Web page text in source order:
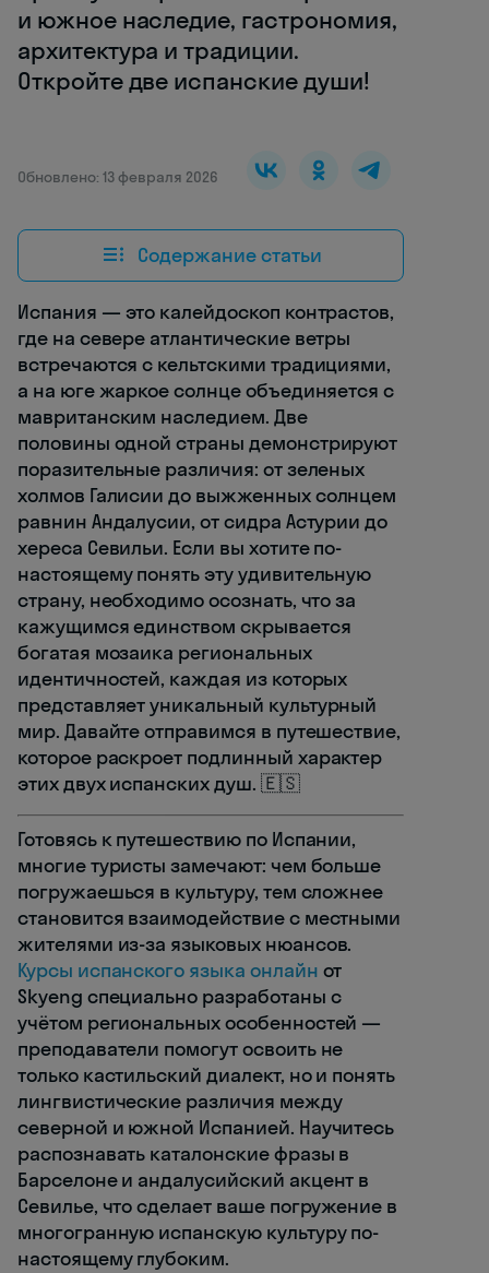
и южное наследие, гастрономия,
архитектура и традиции.
Откройте две испанские души!
Обновлено: 13 февраля 2026
Содержание статьи
Испания — это калейдоскоп контрастов,
где на севере атлантические ветры
встречаются с кельтскими традициями,
а на юге жаркое солнце объединяется с
мавританским наследием. Две
половины одной страны демонстрируют
поразительные различия: от зеленых
холмов Галисии до выжженных солнцем
равнин Андалусии, от сидра Астурии до
хереса Севильи. Если вы хотите по-
настоящему понять эту удивительную
страну, необходимо осознать, что за
кажущимся единством скрывается
богатая мозаика региональных
идентичностей, каждая из которых
представляет уникальный культурный
мир. Давайте отправимся в путешествие,
которое раскроет подлинный характер
этих двух испанских душ. 🇪🇸
Готовясь к путешествию по Испании,
многие туристы замечают: чем больше
погружаешься в культуру, тем сложнее
становится взаимодействие с местными
жителями из-за языковых нюансов.
Курсы испанского языка онлайн от
Skyeng специально разработаны с
учётом региональных особенностей —
преподаватели помогут освоить не
только кастильский диалект, но и понять
лингвистические различия между
северной и южной Испанией. Научитесь
распознавать каталонские фразы в
Барселоне и андалусийский акцент в
Севилье, что сделает ваше погружение в
многогранную испанскую культуру по-
настоящему глубоким.